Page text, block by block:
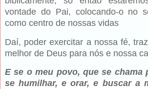
vontade do Pai, colocando-o no
como centro de nossas vidas
Daí, poder exercitar a nossa fé,
melhor de Deus para nós e nossa
E se o meu povo, que se chama
se humilhar, e orar, e buscar a